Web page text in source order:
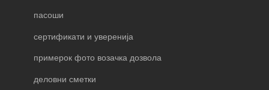
пасоши
сертификати и уверенија
примерок фото возачка дозвола
деловни сметки